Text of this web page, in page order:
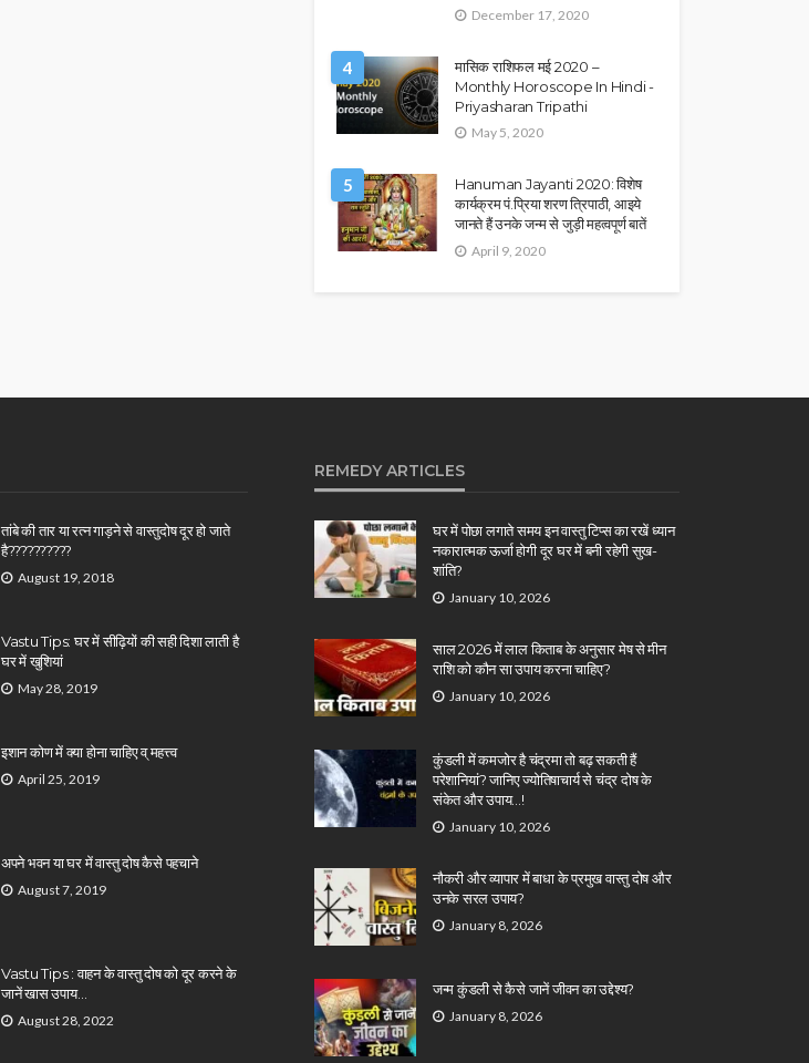
December 17, 2020
4
मासिक राशिफल मई 2020 –
Monthly Horoscope In Hindi -
Priyasharan Tripathi
May 5, 2020
5
Hanuman Jayanti 2020: विशेष
कार्यक्रम पं.प्रिया शरण त्रिपाठी, आइये
जानते हैं उनके जन्म से जुड़ी महत्वपूर्ण बातें
April 9, 2020
तांबे की तार या रत्न गाड़ने से वास्तुदोष दूर हो जाते
है??????????
August 19, 2018
Vastu Tips: घर में सीढ़ियों की सही दिशा लाती है
घर में खुशियां
May 28, 2019
इशान कोण में क्या होना चाहिए व् महत्त्व
April 25, 2019
अपने भवन या घर में वास्तु दोष कैसे पहचाने
August 7, 2019
Vastu Tips : वाहन के वास्तु दोष को दूर करने के
जानें खास उपाय…
August 28, 2022
REMEDY ARTICLES
घर में पोछा लगाते समय इन वास्तु टिप्स का रखें ध्यान
नकारात्मक ऊर्जा होगी दूर घर में बनी रहेगी सुख-
शांति?
January 10, 2026
साल 2026 में लाल किताब के अनुसार मेष से मीन
राशि को कौन सा उपाय करना चाहिए?
January 10, 2026
कुंडली में कमजोर है चंद्रमा तो बढ़ सकती हैं
परेशानियां? जानिए ज्योतिषाचार्य से चंद्र दोष के
संकेत और उपाय…!
January 10, 2026
नौकरी और व्यापार में बाधा के प्रमुख वास्तु दोष और
उनके सरल उपाय?
January 8, 2026
जन्म कुंडली से कैसे जानें जीवन का उद्देश्य?
January 8, 2026